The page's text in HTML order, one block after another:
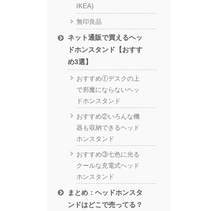
IKEA)
無印良品
ネット通販で買えるヘッ
ドホンスタンド【おすす
め3選】
おすすめ①デスクの上
で邪魔にならないヘッ
ドホンスタンド
おすすめ②いろんな機
器も収納できるヘッド
ホンスタンド
おすすめ③七色に光る
クールな充電式ヘッド
ホンスタンド
まとめ：ヘッドホンスタ
ンドはどこで売ってる？